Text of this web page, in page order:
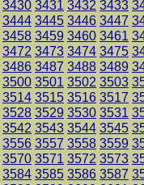
3430 3431 3432 3433
3444 3445 3446 3447
3458 3459 3460 3461
3472 3473 3474 3475
3486 3487 3488 3489
3500 3501 3502 3503
3514 3515 3516 3517
3528 3529 3530 3531
3542 3543 3544 3545
3556 3557 3558 3559
3570 3571 3572 3573
3584 3585 3586 3587